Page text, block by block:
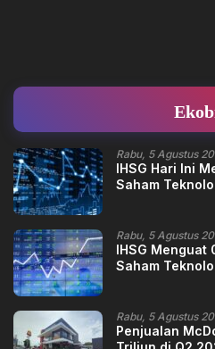
Rabu, 5 Agustus
IHSG Hari Ini
Saham
Rabu, 5 Agustus
IHSG Menguat
Saham
Rabu, 5 Agustus
Penjualan